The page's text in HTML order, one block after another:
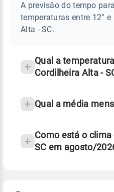
CORDILHEIRA
sobre
chuva
A previsão do tempo
temperaturas entre 12°
Alta - SC.
Qual a
Cordilheira Alta -
Qual a média
Como está o
SC em agosto/